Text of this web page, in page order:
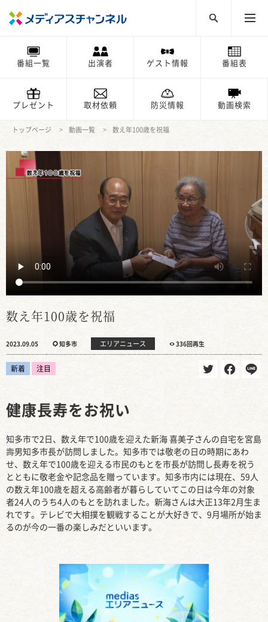
番組一覧 出演者 ゲスト情報 番組表
プレゼント 取材依頼 防災情報 動画検索
トップページ 動画一覧 数え年100歳を祝福
数え年100歳を祝福
2023.09.05 知多市 エリアニュース 336回再生
新着 注目
健康長寿をお祝い
知多市で2日、数え年で100歳を迎えた新海 喜美子さんの自宅を宮島
壽男知多市長が訪問しました。知多市では敬老の日の時期にあわ
せ、数え年で100歳を迎える市民のもとを市長が訪問し長寿を祝う
とともに敬老金や記念品を贈っています。知多市内には現在、59人
の数え年100歳を超える高齢者が暮らしていてこの日は今年の対象
者24人のうち4人のもとを訪れました。新海さんは大正13年2月生ま
れです。テレビで大相撲を観戦することが大好きで、9月場所が始ま
るのが今の一番の楽しみだといいます。